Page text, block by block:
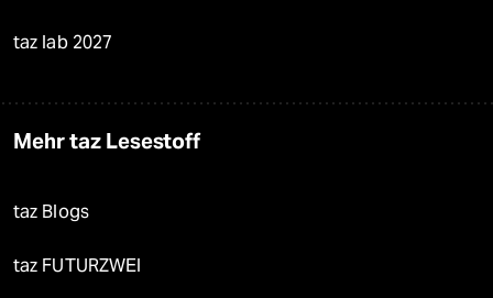
taz lab 2027
Mehr taz Lesestoff
taz Blogs
taz FUTURZWEI